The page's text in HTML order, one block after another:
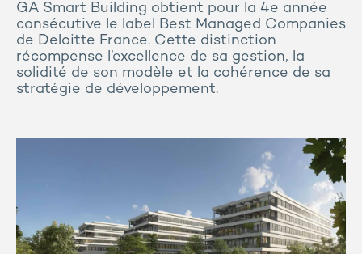
GA Smart Building obtient pour la 4e année
consécutive le label Best Managed Companies
de Deloitte France. Cette distinction
récompense l’excellence de sa gestion, la
solidité de son modèle et la cohérence de sa
stratégie de développement.